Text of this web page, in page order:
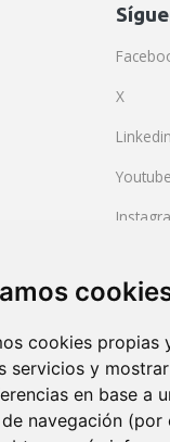
cookies propias
servicios y
en base a
navegación (por
X
Linkedin
Youtube